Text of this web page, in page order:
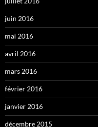
juin 2016
mai 2016
avril 2016
mars 2016
février 2016
janvier 2016
décembre 2015